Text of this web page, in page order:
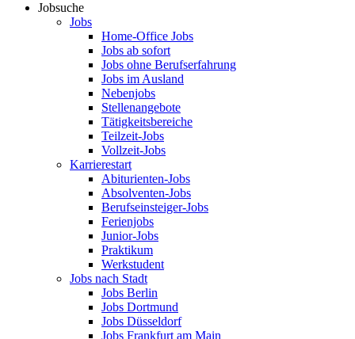
Jobsuche
Jobs
Home-Office Jobs
Jobs ab sofort
Jobs ohne Berufserfahrung
Jobs im Ausland
Nebenjobs
Stellenangebote
Tätigkeitsbereiche
Teilzeit-Jobs
Vollzeit-Jobs
Karrierestart
Abiturienten-Jobs
Absolventen-Jobs
Berufseinsteiger-Jobs
Ferienjobs
Junior-Jobs
Praktikum
Werkstudent
Jobs nach Stadt
Jobs Berlin
Jobs Dortmund
Jobs Düsseldorf
Jobs Frankfurt am Main